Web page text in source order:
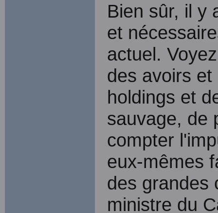
Bien sûr, il y
et
actuel.
des avoirs
holdings et
sauvage, de
compter
eux-mêmes
des grandes
ministre du